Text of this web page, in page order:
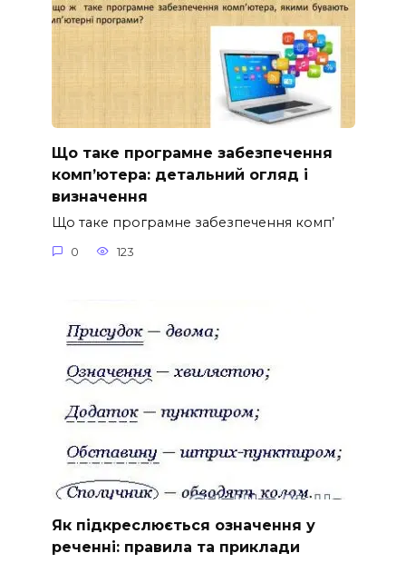
Що таке програмне забезпечення
комп’ютера: детальний огляд і
визначення
Що таке програмне забезпечення комп’
0 123
Як підкреслюється означення у
реченні: правила та приклади